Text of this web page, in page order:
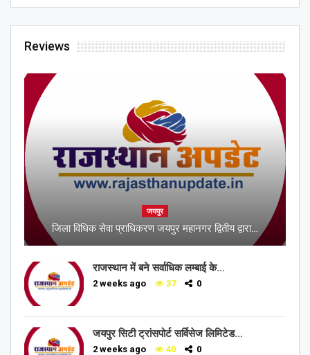
Reviews
जयपुर
जिला विधिक सेवा प्राधिकरण जयपुर महानगर द्वितीय द्वारा…
राजस्थान में बने सर्वाधिक लम्बाई के…
2 weeks ago 37 0
जयपुर सिटी ट्रांसपोर्ट सर्विसेज लिमिटेड…
2 weeks ago 40 0